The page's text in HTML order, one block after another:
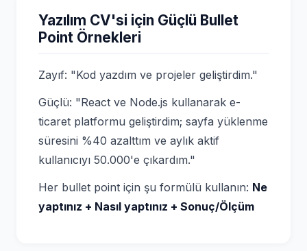
Yazılım CV'si için Güçlü Bullet
Point Örnekleri
Zayıf: "Kod yazdım ve projeler geliştirdim."
Güçlü: "React ve Node.js kullanarak e-
ticaret platformu geliştirdim; sayfa yüklenme
süresini %40 azalttım ve aylık aktif
kullanıcıyı 50.000'e çıkardım."
Her bullet point için şu formülü kullanın: Ne
yaptınız + Nasıl yaptınız + Sonuç/Ölçüm